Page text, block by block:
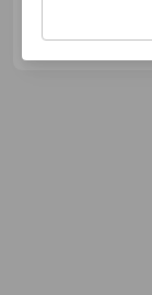
QUADIS Autolica -
ES-8400 Granollers